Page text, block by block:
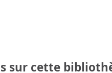
sur cette